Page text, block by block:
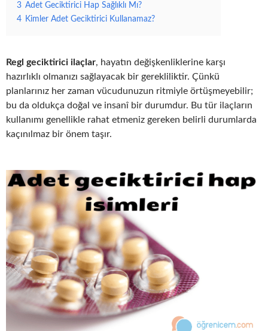
3 Adet Geciktirici Hap Sağlıklı Mı?
4 Kimler Adet Geciktirici Kullanamaz?
Regl geciktirici ilaçlar, hayatın değişkenliklerine karşı
hazırlıklı olmanızı sağlayacak bir gerekliliktir. Çünkü
planlarınız her zaman vücudunuzun ritmiyle örtüşmeyebilir;
bu da oldukça doğal ve insanî bir durumdur. Bu tür ilaçların
kullanımı genellikle rahat etmeniz gereken belirli durumlarda
kaçınılmaz bir önem taşır.